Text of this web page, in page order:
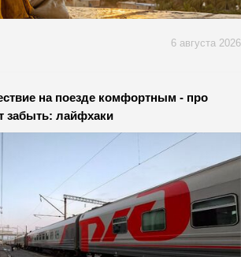
6 августа 2026
на поезде комфортным - про
забыть: лайфхаки